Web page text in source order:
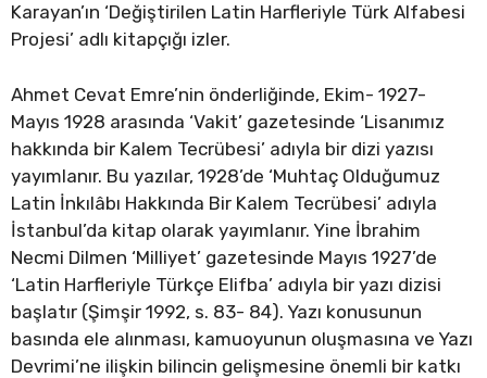
Karayan’ın ‘Değiştirilen Latin Harfleriyle Türk Alfabesi
Projesi’ adlı kitapçığı izler.
Ahmet Cevat Emre’nin önderliğinde, Ekim- 1927-
Mayıs 1928 arasında ‘Vakit’ gazetesinde ‘Lisanımız
hakkında bir Kalem Tecrübesi’ adıyla bir dizi yazısı
yayımlanır. Bu yazılar, 1928’de ‘Muhtaç Olduğumuz
Latin İnkılâbı Hakkında Bir Kalem Tecrübesi’ adıyla
İstanbul’da kitap olarak yayımlanır. Yine İbrahim
Necmi Dilmen ‘Milliyet’ gazetesinde Mayıs 1927’de
‘Latin Harfleriyle Türkçe Elifba’ adıyla bir yazı dizisi
başlatır (Şimşir 1992, s. 83- 84). Yazı konusunun
basında ele alınması, kamuoyunun oluşmasına ve Yazı
Devrimi’ne ilişkin bilincin gelişmesine önemli bir katkı